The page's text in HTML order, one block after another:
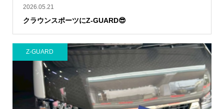
2026.05.21
クラウンスポーツにZ-GUARD😎
Z-GUARD